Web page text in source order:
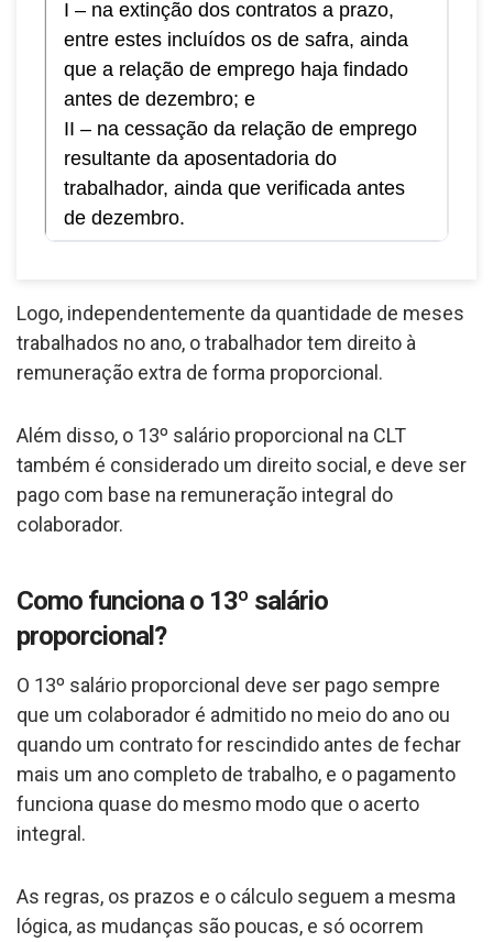
I – na extinção dos contratos a prazo,
entre estes incluídos os de safra, ainda
que a relação de emprego haja findado
antes de dezembro; e
II – na cessação da relação de emprego
resultante da aposentadoria do
trabalhador, ainda que verificada antes
de dezembro.
Logo, independentemente da quantidade de meses
trabalhados no ano, o trabalhador tem direito à
remuneração extra de forma proporcional.
Além disso, o 13º salário proporcional na CLT
também é considerado um direito social, e deve ser
pago com base na remuneração integral do
colaborador.
Como funciona o 13º salário
proporcional?
O 13º salário proporcional deve ser pago sempre
que um colaborador é admitido no meio do ano ou
quando um contrato for rescindido antes de fechar
mais um ano completo de trabalho, e o pagamento
funciona quase do mesmo modo que o acerto
integral.
As regras, os prazos e o cálculo seguem a mesma
lógica, as mudanças são poucas, e só ocorrem